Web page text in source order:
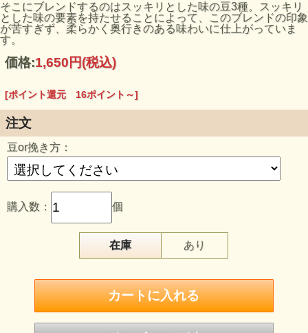
そこにブレンドするのはスッキリとした味の豆3種。スッキリ
とした味の要素を持たせることによって、このブレンドの印象
が苦すぎず、柔らかく奥行きのある味わいに仕上がっていま
す。
価格:1,650円(税込)
[ポイント還元 16ポイント～]
注文
豆or挽き方：
購入数： 個
在庫 あり